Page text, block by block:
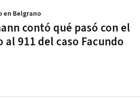
contó qué pasó con el
911 del caso Facundo
en Belgrano